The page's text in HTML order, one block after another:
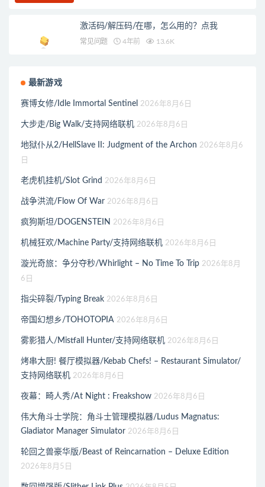
激活码/解压码/在哪，怎么用的？点我
常见问题 4年前 13.6K
最新游戏
赛博女修/Idle Immortal Sentinel 2026年8月6日
大步走/Big Walk/支持网络联机 2026年8月6日
地狱仆从2/HellSlave II: Judgment of the Archon 2026年8月6
日
老虎机挂机/Slot Grind 2026年8月6日
战争洪流/Flow Of War 2026年8月6日
疯狗斯坦/DOGENSTEIN 2026年8月6日
机械狂欢/Machine Party/支持网络联机 2026年8月6日
漩光奇旅：争分夺秒/Whirlight – No Time To Trip 2026年8月
6日
指尖碎裂/Typing Break 2026年8月6日
帝国幻想乡/TOHOTOPIA 2026年8月6日
雾影猎人/Mistfall Hunter/支持网络联机 2026年8月6日
烤串大厨! 餐厅模拟器/Kebab Chefs! – Restaurant Simulator/
支持网络联机 2026年8月6日
夜幕：畸人秀/At Night : Freakshow 2026年8月6日
伟大角斗士学院：角斗士管理模拟器/Ludus Magnatus:
Gladiator Manager Simulator 2026年8月6日
轮回之兽豪华版/Beast of Reincarnation – Deluxe Edition
2026年8月5日